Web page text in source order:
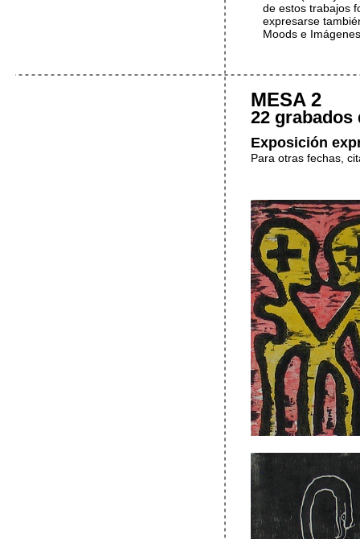
MESA 2
22 grabados
Exposición
Para otras fechas,
de estos trabajos
expresarse
Moods e